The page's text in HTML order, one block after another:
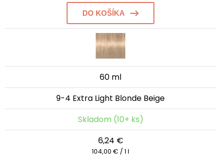
DO KOŠÍKA
60 ml
9-4 Extra Light Blonde Beige
Skladom (10+ ks)
6,24 €
104,00 € / 1 l